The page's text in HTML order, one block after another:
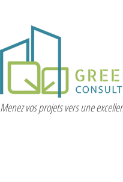
Menez vos projets vers une